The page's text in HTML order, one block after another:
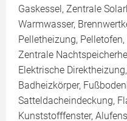
Gaskessel, Zentrale
Warmwasser,
Pelletheizung,
Zentrale
Elektrische
Badheizkörper,
Satteldacheindeckung,
Kunststofffenster,